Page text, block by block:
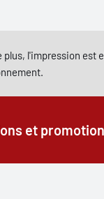
l'impression est
et